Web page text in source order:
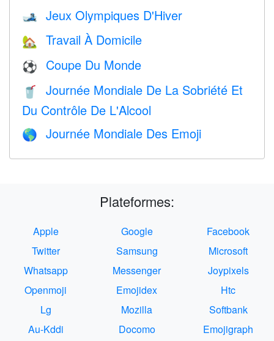
🎿 Jeux Olympiques D'Hiver
🏡 Travail À Domicile
⚽ Coupe Du Monde
🥤
Journée Mondiale De La Sobriété Et
Du Contrôle De L'Alcool
🌎 Journée Mondiale Des Emoji
Plateformes:
Apple Google
Facebook
Twitter
Samsung
Microsoft
Whatsapp
Messenger
Joypixels
Openmoji
Emojidex
Htc
Lg
Mozilla
Softbank
Au-Kddi
Docomo
Emojigraph